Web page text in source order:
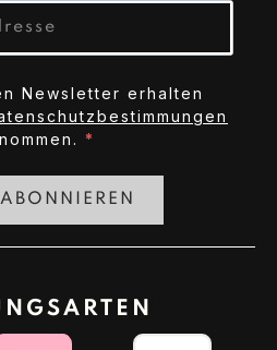
Newsletter erhalten